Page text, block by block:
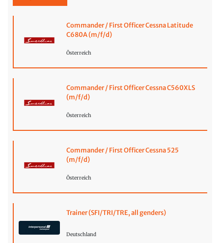
Commander / First Officer Cessna Latitude
C680A (m/f/d)
Österreich
Commander / First Officer Cessna C560XLS
(m/f/d)
Österreich
Commander / First Officer Cessna 525
(m/f/d)
Österreich
Trainer (SFI/TRI/TRE, all genders)
Deutschland